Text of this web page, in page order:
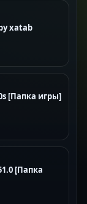
xatab
[Папка игры]
[Папка